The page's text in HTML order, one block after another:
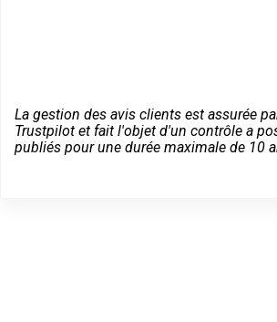
La gestion des avis clients est assurée
Trustpilot et fait l'objet d'un contrôle a
publiés pour une durée maximale de 10